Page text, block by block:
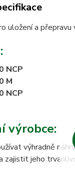
uložení a přepravu
NCP
M
NCP
výrobce:
výhradně
zajistit jeho